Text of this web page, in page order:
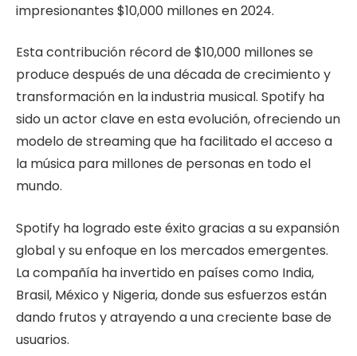
impresionantes $10,000 millones en 2024.
Esta contribución récord de $10,000 millones se
produce después de una década de crecimiento y
transformación en la industria musical. Spotify ha
sido un actor clave en esta evolución, ofreciendo un
modelo de streaming que ha facilitado el acceso a
la música para millones de personas en todo el
mundo.
Spotify ha logrado este éxito gracias a su expansión
global y su enfoque en los mercados emergentes.
La compañía ha invertido en países como India,
Brasil, México y Nigeria, donde sus esfuerzos están
dando frutos y atrayendo a una creciente base de
usuarios.